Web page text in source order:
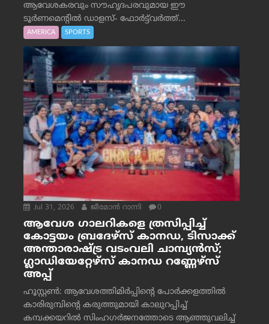
ആവേശകരവും സൗഹൃദപരവുമായ ഈ
ടൂർണമെന്റിൽ ഡാളസ്- ഫോർട്ട്‌വര്‍ത്ത്...
AMERICA SPORTS
Jul 31, 2026 ജീമോന്‍ റാന്നി 0
ആവേശ ഗാലറികളെ ത്രസിപ്പിച്ച്
കോട്ടയം ബ്രദേഴ്‌സ് കാനഡ, ടിസാക്ക്
അന്താരാഷ്ട്ര വടംവലി ചാമ്പ്യന്‍സ്;
ഗ്ലാഡിയേറ്റേഴ്‌സ് കാനഡ റണ്ണേഴ്‌സ്
അപ്പ്
ഹൂസ്റ്റണ്‍: ആവേശത്തിമിര്‍പ്പിന്റെ പോര്‍ക്കളത്തില്‍
കാരിരുമ്പിന്റെ കരുത്തുമായി കാലുറപ്പിച്ച്
കമ്പക്കയറില്‍ സിംഹഗര്‍ജനത്തോടെ ആഞ്ഞുവലിച്ച്